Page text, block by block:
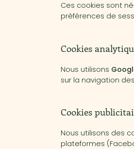
Ces cookies sont
préférences de
Cookies
Nous utilisons
sur la navigation
Cookies
Nous utilisons des
plateformes